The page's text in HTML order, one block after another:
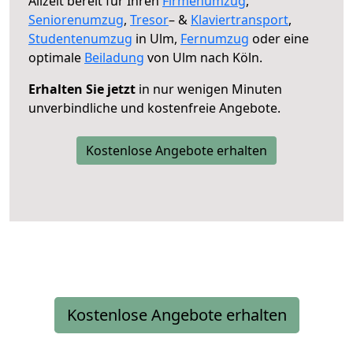
Seniorenumzug, Tresor– & Klaviertransport,
Studentenumzug in Ulm, Fernumzug oder eine
optimale Beiladung von Ulm nach Köln.
Erhalten Sie jetzt in nur wenigen Minuten
unverbindliche und kostenfreie Angebote.
Kostenlose Angebote erhalten
Kostenlose Angebote erhalten